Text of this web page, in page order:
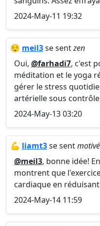
2024-May-11 19:32
😌 meil3se sentzen
Oui, @farhadi7, c'est
méditation et le yoga
gérer le stress
artérielle sous contrôle.
2024-May-13 03:20
💪 liamt3se sentmotivé
@meil3, bonne idée!
montrent que
cardiaque en réduisant
2024-May-14 11:59